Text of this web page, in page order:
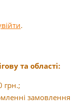
.
та області:
грн.;
замовлення